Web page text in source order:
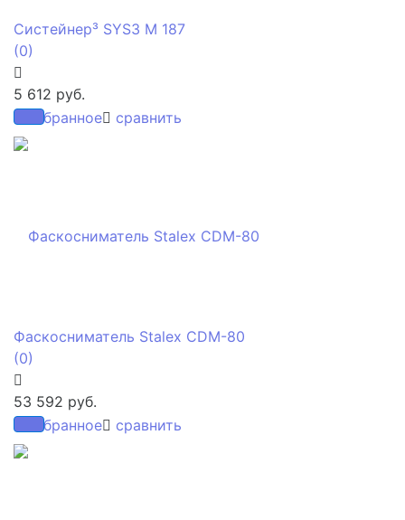
избранное сравнить
Систейнер³ SYS3 M 187
(0)
5 612 руб.
избранное сравнить
Фаскосниматель Stalex CDM-80
(0)
53 592 руб.